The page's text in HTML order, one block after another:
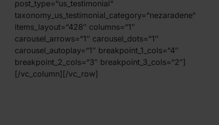
post_type=“us_testimonial“
taxonomy_us_testimonial_category=“nezaradene“
items_layout=“428″ columns=“1″
carousel_arrows=“1″ carousel_dots=“1″
carousel_autoplay=“1″ breakpoint_1_cols=“4″
breakpoint_2_cols=“3″ breakpoint_3_cols=“2″]
[/vc_column][/vc_row]